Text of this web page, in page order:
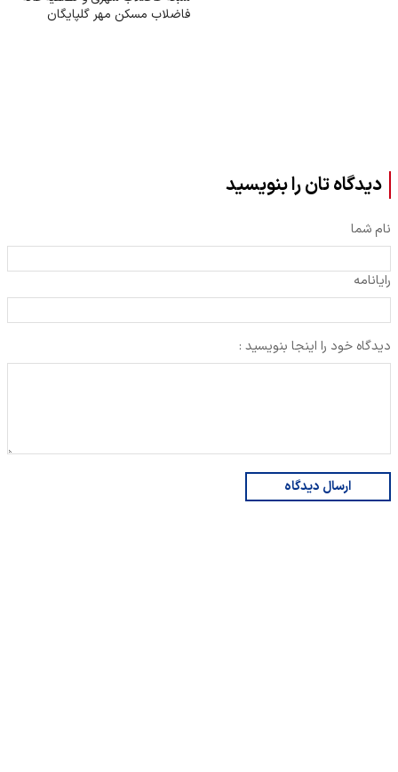
فاضلاب مسکن مهر گلپایگان
دیدگاه تان را بنویسید
نام شما
رایانامه
دیدگاه خود را اینجا بنویسید :
ارسال دیدگاه